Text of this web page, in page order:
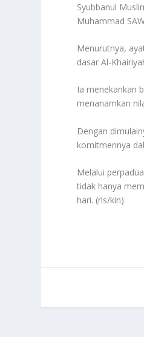
Syubbanul
Muhammad
Menurutnya,
dasar Al-
Ia menekankan
menanamkan
Dengan
komitmennya
Melalui
tidak hanya
hari. (rls/kin)